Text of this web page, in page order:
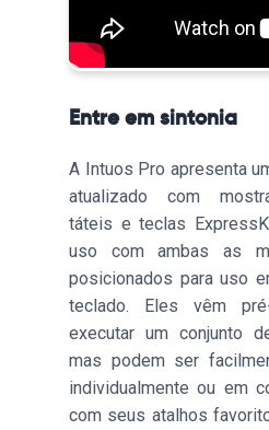
Entre em sintonia
A Intuos Pro apresenta
atualizado com
táteis e teclas
uso com ambas as
posicionados para uso
teclado. Eles vêm
executar um conjunto
mas podem ser
individualmente ou em
com seus atalhos